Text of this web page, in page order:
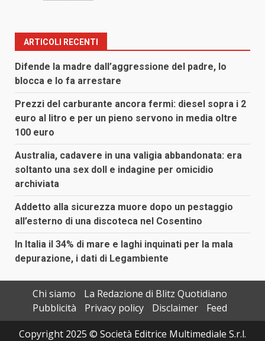
ARTICOLI RECENTI
Difende la madre dall’aggressione del padre, lo
blocca e lo fa arrestare
Prezzi del carburante ancora fermi: diesel sopra i 2
euro al litro e per un pieno servono in media oltre
100 euro
Australia, cadavere in una valigia abbandonata: era
soltanto una sex doll e indagine per omicidio
archiviata
Addetto alla sicurezza muore dopo un pestaggio
all’esterno di una discoteca nel Cosentino
In Italia il 34% di mare e laghi inquinati per la mala
depurazione, i dati di Legambiente
Chi siamo
La Redazione di Blitz Quotidiano
Pubblicità
Privacy policy Disclaimer
Feed
Copyright 2025 © Società Editrice Multimediale S.r.l.